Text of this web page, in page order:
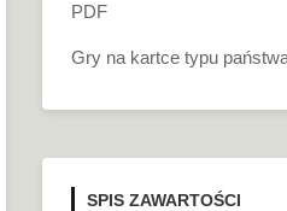
PDF
Gry na kartce typu
SPIS ZAWARTOŚCI